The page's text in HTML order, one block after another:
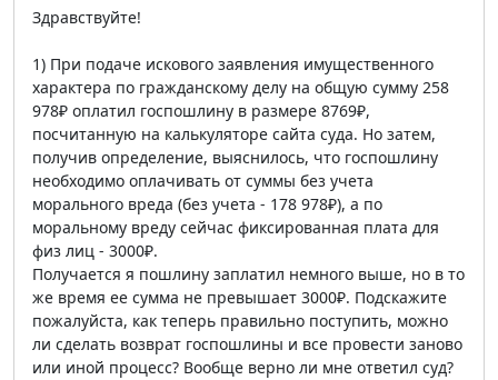
Здравствуйте!
1) При подаче искового заявления имущественного
характера по гражданскому делу на общую сумму 258
978₽ оплатил госпошлину в размере 8769₽,
посчитанную на калькуляторе сайта суда. Но затем,
получив определение, выяснилось, что госпошлину
необходимо оплачивать от суммы без учета
морального вреда (без учета - 178 978₽), а по
моральному вреду сейчас фиксированная плата для
физ лиц - 3000₽.
Получается я пошлину заплатил немного выше, но в то
же время ее сумма не превышает 3000₽. Подскажите
пожалуйста, как теперь правильно поступить, можно
ли сделать возврат госпошлины и все провести заново
или иной процесс? Вообще верно ли мне ответил суд?